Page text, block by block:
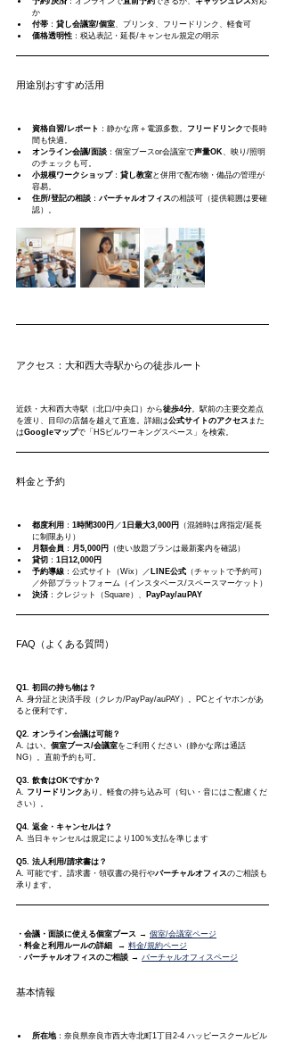
か
付帯 ： 貸し会議室/個室、プリンタ、フリードリンク、軽食可
価格透明性 ：税込表記・延長/キャンセル規定の明示
用途別おすすめ活用
資格自習/レポート ：静かな席＋電源多数。 フリードリンクで長時
間も快適。
オンライン会議/面談 ：個室ブースor会議室で声量OK、映り/照明
のチェックも可。
小規模ワークショップ： 貸し教室と併用で配布物・備品の管理が
容易。
住所/登記の相談 ： バーチャルオフィスの相談可（提供範囲は要確
認）。
アクセス：大和西大寺駅からの徒歩ルート
近鉄・大和西大寺駅（北口/中央口）から徒歩4分。駅前の主要交差点
を渡り、目印の店舗を越えて直進。詳細は公式サイトのアクセスまた
はGoogleマップで「HSビルワーキングスペース」を検索。
料金と予約
都度利用 ： 1時間300円 ／1日最大3,000円 （混雑時は席指定/延長
に制限あり）
月額会員 ： 月5,000円 （使い放題プランは最新案内を確認）
貸切 ： 1日12,000円
予約導線 ：公式サイト（Wix）／ LINE公式 （チャットで予約可）
／外部プラットフォーム（インスタベース/スペースマーケット）
決済 ：クレジット（Square）、 PayPay/auPAY
FAQ（よくある質問）
Q1. 初回の持ち物は？
A. 身分証と決済手段（クレカ/PayPay/auPAY）。PCとイヤホンがあ
ると便利です。
Q2. オンライン会議は可能？
A. はい。 個室ブース/会議室をご利用ください（静かな席は通話
NG）。直前予約も可。
Q3. 飲食はOKですか？
A. フリードリンクあり。軽食の持ち込み可（匂い・音にはご配慮くだ
さい）。
Q4. 返金・キャンセルは？
A. 当日キャンセルは規定により100％支払を準じます
Q5. 法人利用/請求書は？
A. 可能です。請求書・領収書の発行やバーチャルオフィスのご相談も
承ります。
・会議・面談に使える個室ブース → 個室/会議室ページ
・料金と利用ルールの詳細
  →
料金/規約ページ
・ バーチャルオフィスのご相談 → バーチャルオフィスページ
基本情報
所在地：奈良県奈良市西大寺北町1丁目2-4 ハッピースクールビル